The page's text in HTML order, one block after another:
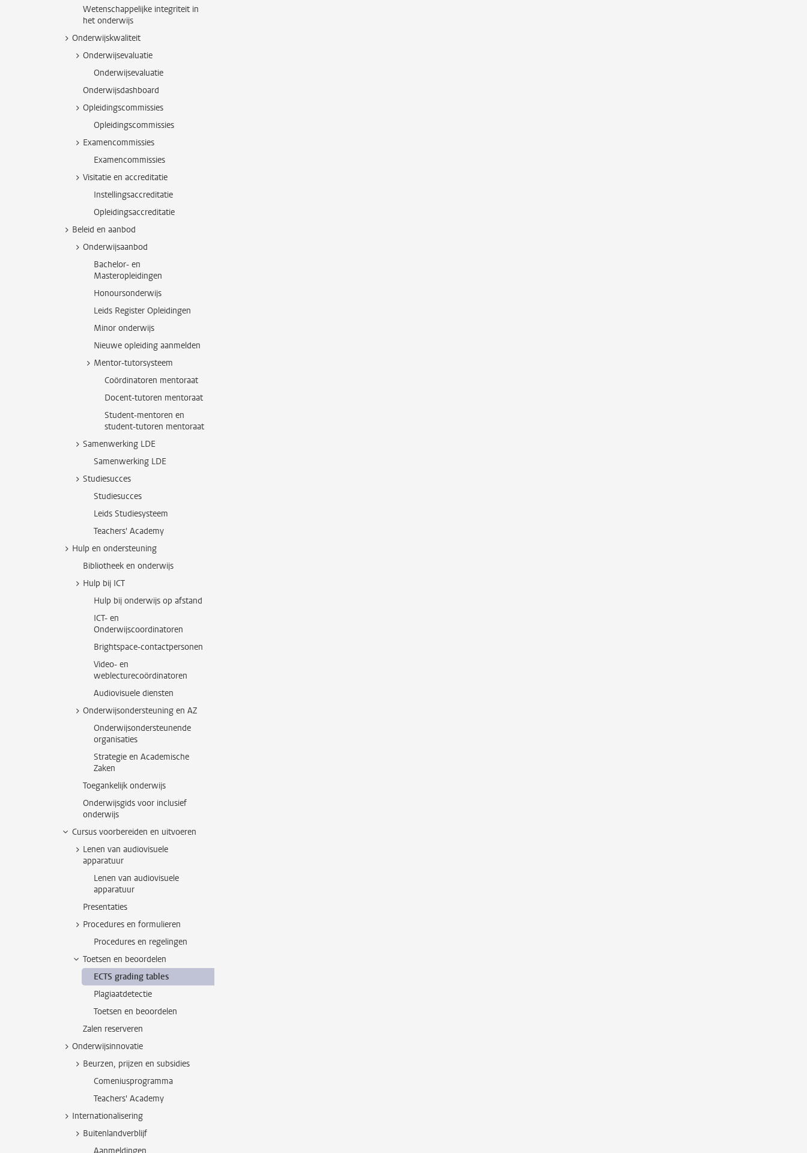
Wetenschappelijke integriteit in
het onderwijs
Onderwijskwaliteit
Onderwijsevaluatie
Onderwijsevaluatie
Onderwijsdashboard
Opleidingscommissies
Opleidingscommissies
Examencommissies
Examencommissies
Visitatie en accreditatie
Instellingsaccreditatie
Opleidingsaccreditatie
Beleid en aanbod
Onderwijsaanbod
Bachelor- en
Masteropleidingen
Honoursonderwijs
Leids Register Opleidingen
Minor onderwijs
Nieuwe opleiding aanmelden
Mentor-tutorsysteem
Coördinatoren mentoraat
Docent-tutoren mentoraat
Student-mentoren en
student-tutoren mentoraat
Samenwerking LDE
Samenwerking LDE
Studiesucces
Studiesucces
Leids Studiesysteem
Teachers' Academy
Hulp en ondersteuning
Bibliotheek en onderwijs
Hulp bij ICT
Hulp bij onderwijs op afstand
ICT- en
Onderwijscoordinatoren
Brightspace-contactpersonen
Video- en
weblecturecoördinatoren
Audiovisuele diensten
Onderwijsondersteuning en AZ
Onderwijsondersteunende
organisaties
Strategie en Academische
Zaken
Toegankelijk onderwijs
Onderwijsgids voor inclusief
onderwijs
Cursus voorbereiden en uitvoeren
Lenen van audiovisuele
apparatuur
Lenen van audiovisuele
apparatuur
Presentaties
Procedures en formulieren
Procedures en regelingen
Toetsen en beoordelen
ECTS grading tables
Plagiaatdetectie
Toetsen en beoordelen
Zalen reserveren
Onderwijsinnovatie
Beurzen, prijzen en subsidies
Comeniusprogramma
Teachers' Academy
Internationalisering
Buitenlandverblijf